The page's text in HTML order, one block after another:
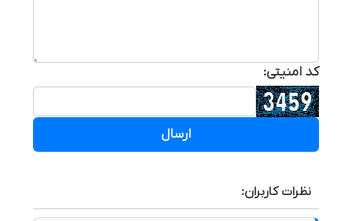
کد امنیتی:
ارسال
نظرات کاربران: